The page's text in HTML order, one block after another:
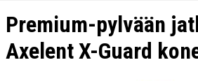
Premium-pylvään
Axelent X-Guard